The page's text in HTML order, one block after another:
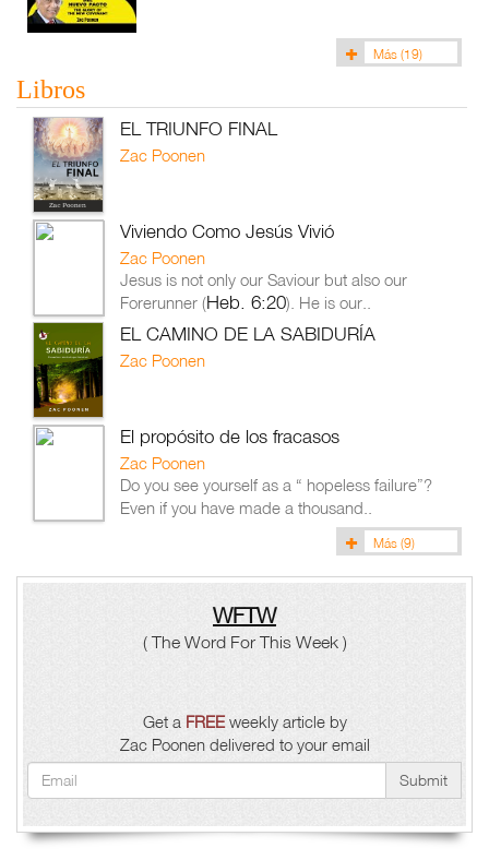
Más (19)
Libros
EL TRIUNFO FINAL
Zac Poonen
Viviendo Como Jesús Vivió
Zac Poonen
Jesus is not only our Saviour but also our
Forerunner (Heb. 6:20). He is our..
EL CAMINO DE LA SABIDURÍA
Zac Poonen
El propósito de los fracasos
Zac Poonen
Do you see yourself as a “ hopeless failure”?
Even if you have made a thousand..
Más (9)
WFTW
( The Word For This Week )
Get a FREEweekly article by
Zac Poonen delivered to your email
Submit